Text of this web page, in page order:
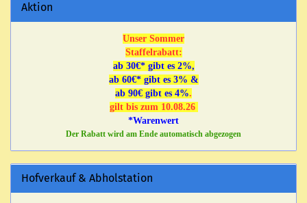
Aktion
Unser Sommer
Staffelrabatt:
ab 30€* gibt es 2%,
ab 60€* gibt es 3% &
ab 90€ gibt es 4%.
gilt bis zum 10.08.26
*Warenwert
Der Rabatt wird am Ende automatisch abgezogen
Hofverkauf & Abholstation